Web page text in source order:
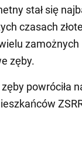
stał się
czasach
zęby.
powróciła